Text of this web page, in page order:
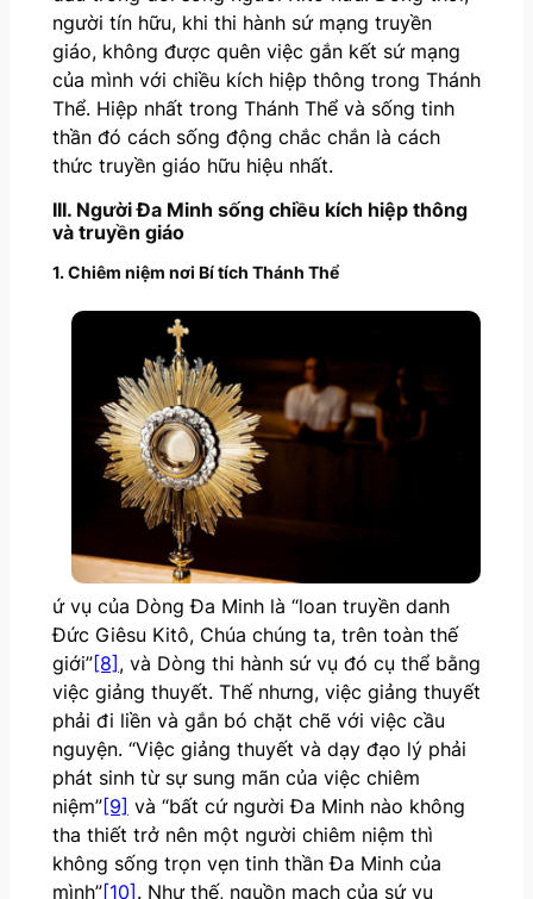
người tín hữu, khi thi hành sứ mạng truyền
giáo, không được quên việc gắn kết sứ mạng
của mình với chiều kích hiệp thông trong Thánh
Thể. Hiệp nhất trong Thánh Thể và sống tinh
thần đó cách sống động chắc chắn là cách
thức truyền giáo hữu hiệu nhất.
III. Người Đa Minh sống chiều kích hiệp thông
và truyền giáo
1. Chiêm niệm nơi Bí tích Thánh Thể
ứ vụ của Dòng Đa Minh là “loan truyền danh
Đức Giêsu Kitô, Chúa chúng ta, trên toàn thế
giới”[8] , và Dòng thi hành sứ vụ đó cụ thể bằng
việc giảng thuyết. Thế nhưng, việc giảng thuyết
phải đi liền và gắn bó chặt chẽ với việc cầu
nguyện. “Việc giảng thuyết và dạy đạo lý phải
phát sinh từ sự sung mãn của việc chiêm
niệm”[9] và “bất cứ người Đa Minh nào không
tha thiết trở nên một người chiêm niệm thì
không sống trọn vẹn tinh thần Đa Minh của
mình”[10] . Như thế, nguồn mạch của sứ vụ